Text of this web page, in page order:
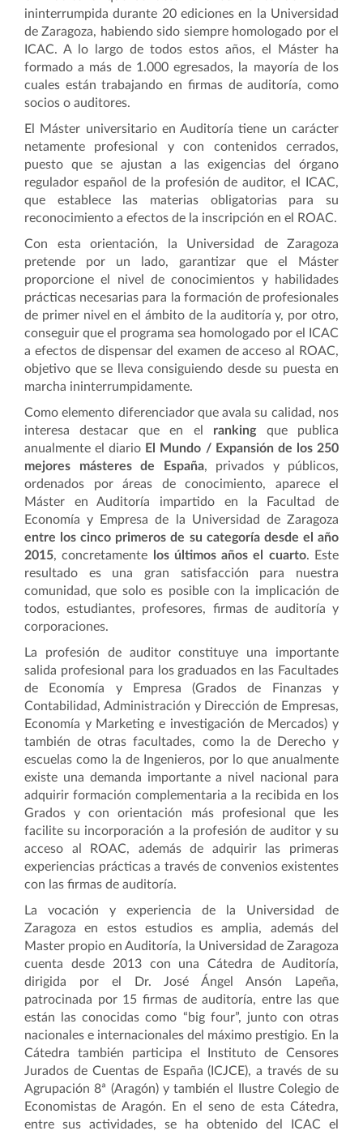
ininterrumpida durante 20 ediciones en la Universidad
de Zaragoza, habiendo sido siempre homologado por el
ICAC. A lo largo de todos estos años, el Máster ha
formado a más de 1.000 egresados, la mayoría de los
cuales están trabajando en firmas de auditoría, como
socios o auditores.
El Máster universitario en Auditoría tiene un carácter
netamente profesional y con contenidos cerrados,
puesto que se ajustan a las exigencias del órgano
regulador español de la profesión de auditor, el ICAC,
que establece las materias obligatorias para su
reconocimiento a efectos de la inscripción en el ROAC.
Con esta orientación, la Universidad de Zaragoza
pretende por un lado, garantizar que el Máster
proporcione el nivel de conocimientos y habilidades
prácticas necesarias para la formación de profesionales
de primer nivel en el ámbito de la auditoría y, por otro,
conseguir que el programa sea homologado por el ICAC
a efectos de dispensar del examen de acceso al ROAC,
objetivo que se lleva consiguiendo desde su puesta en
marcha ininterrumpidamente.
Como elemento diferenciador que avala su calidad, nos
interesa destacar que en el rankingque publica
anualmente el diario El Mundo / Expansión de los 250
mejores másteres de España, privados y públicos,
ordenados por áreas de conocimiento, aparece el
Máster en Auditoría impartido en la Facultad de
Economía y Empresa de la Universidad de Zaragoza
entre los cinco primeros de su categoría desde el año
2015, concretamente los últimos años el cuarto. Este
resultado es una gran satisfacción para nuestra
comunidad, que solo es posible con la implicación de
todos, estudiantes, profesores, firmas de auditoría y
corporaciones.
La profesión de auditor constituye una importante
salida profesional para los graduados en las Facultades
de Economía y Empresa (Grados de Finanzas y
Contabilidad, Administración y Dirección de Empresas,
Economía y Marketing e investigación de Mercados) y
también de otras facultades, como la de Derecho y
escuelas como la de Ingenieros, por lo que anualmente
existe una demanda importante a nivel nacional para
adquirir formación complementaria a la recibida en los
Grados y con orientación más profesional que les
facilite su incorporación a la profesión de auditor y su
acceso al ROAC, además de adquirir las primeras
experiencias prácticas a través de convenios existentes
con las firmas de auditoría.
La vocación y experiencia de la Universidad de
Zaragoza en estos estudios es amplia, además del
Master propio en Auditoría, la Universidad de Zaragoza
cuenta desde 2013 con una Cátedra de Auditoría,
dirigida por el Dr. José Ángel Ansón Lapeña,
patrocinada por 15 firmas de auditoría, entre las que
están las conocidas como “big four”, junto con otras
nacionales e internacionales del máximo prestigio. En la
Cátedra también participa el Instituto de Censores
Jurados de Cuentas de España (ICJCE), a través de su
Agrupación 8ª (Aragón) y también el Ilustre Colegio de
Economistas de Aragón. En el seno de esta Cátedra,
entre sus actividades, se ha obtenido del ICAC el